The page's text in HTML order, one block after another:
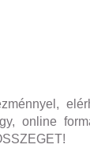
online